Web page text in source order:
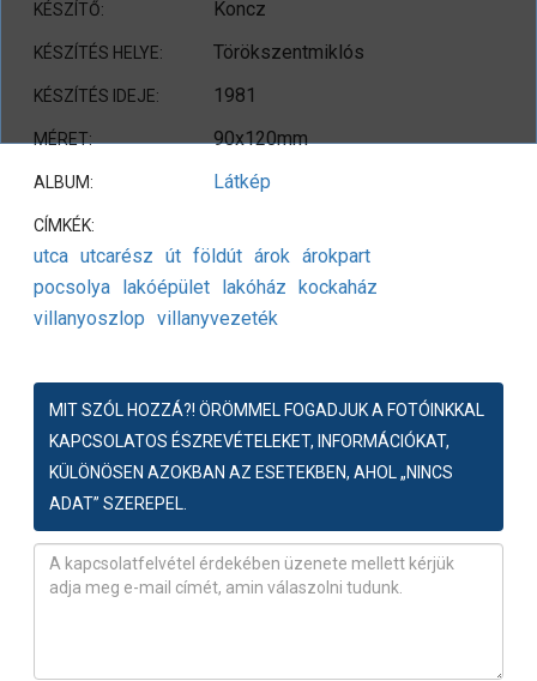
KÉSZÍTŐ: Koncz
KÉSZÍTÉS HELYE: Törökszentmiklós
KÉSZÍTÉS IDEJE: 1981
MÉRET: 90x120mm
ALBUM: Látkép
CÍMKÉK:
utca utcarész út földút árok árokpart
pocsolya lakóépület lakóház kockaház
villanyoszlop villanyvezeték
MIT SZÓL HOZZÁ?! ÖRÖMMEL FOGADJUK A FOTÓINKKAL
KAPCSOLATOS ÉSZREVÉTELEKET, INFORMÁCIÓKAT,
KÜLÖNÖSEN AZOKBAN AZ ESETEKBEN, AHOL „NINCS
ADAT” SZEREPEL.